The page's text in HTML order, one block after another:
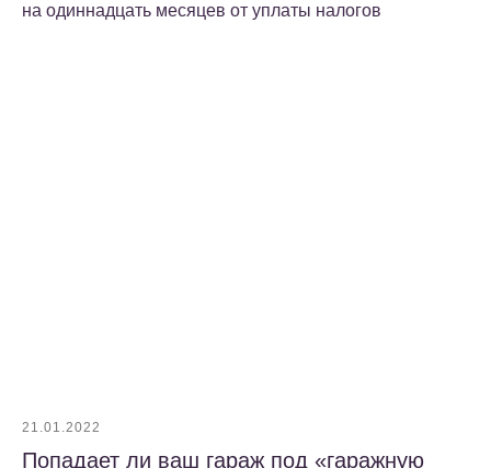
на одиннадцать месяцев от уплаты налогов
21.01.2022
Попадает ли ваш гараж под «гаражную